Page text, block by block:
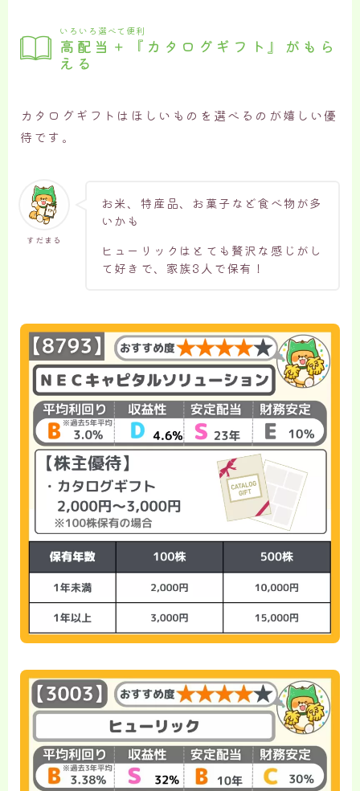
いろいろ選べて便利
高配当＋『カタログギフト』がもら
える
カタログギフトはほしいものを選べるのが嬉しい優
待です。
すだまる
お米、特産品、お菓子など食べ物が多
いかも
ヒューリックはとても贅沢な感じがし
て好きで、家族3人で保有！